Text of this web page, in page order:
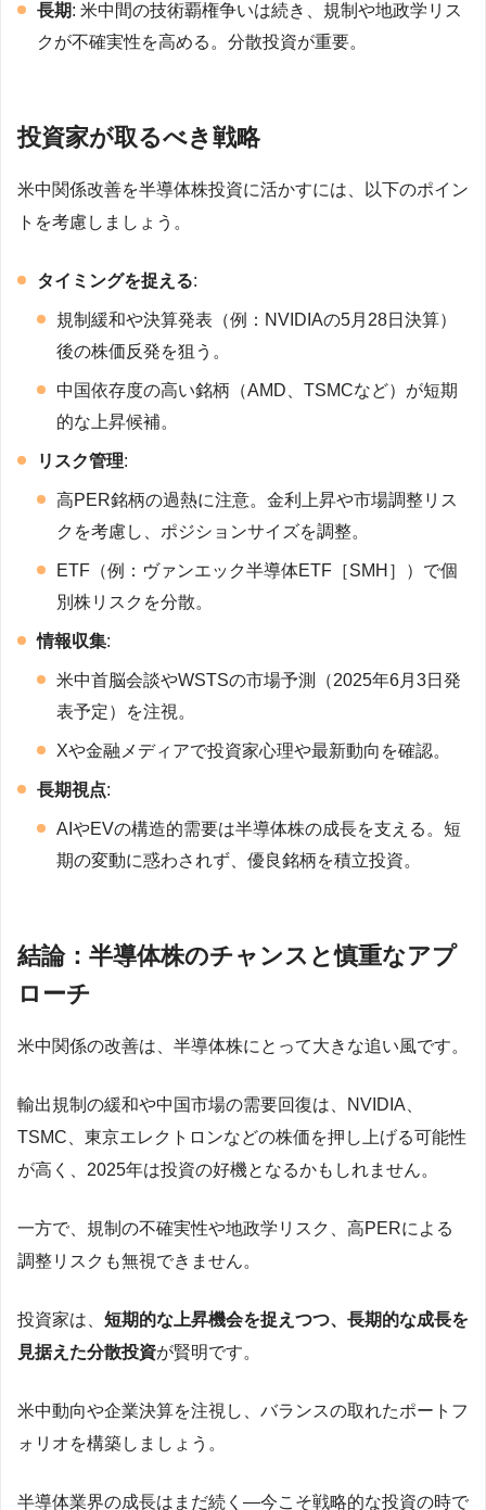
長期: 米中間の技術覇権争いは続き、規制や地政学リス
クが不確実性を高める。分散投資が重要。
投資家が取るべき戦略
米中関係改善を半導体株投資に活かすには、以下のポイン
トを考慮しましょう。
タイミングを捉える:
規制緩和や決算発表（例：NVIDIAの5月28日決算）
後の株価反発を狙う。
中国依存度の高い銘柄（AMD、TSMCなど）が短期
的な上昇候補。
リスク管理:
高PER銘柄の過熱に注意。金利上昇や市場調整リス
クを考慮し、ポジションサイズを調整。
ETF（例：ヴァンエック半導体ETF［SMH］）で個
別株リスクを分散。
情報収集:
米中首脳会談やWSTSの市場予測（2025年6月3日発
表予定）を注視。
Xや金融メディアで投資家心理や最新動向を確認。
長期視点:
AIやEVの構造的需要は半導体株の成長を支える。短
期の変動に惑わされず、優良銘柄を積立投資。
結論：半導体株のチャンスと慎重なアプ
ローチ
米中関係の改善は、半導体株にとって大きな追い風です。
輸出規制の緩和や中国市場の需要回復は、NVIDIA、
TSMC、東京エレクトロンなどの株価を押し上げる可能性
が高く、2025年は投資の好機となるかもしれません。
一方で、規制の不確実性や地政学リスク、高PERによる
調整リスクも無視できません。
投資家は、 短期的な上昇機会を捉えつつ、長期的な成長を
見据えた分散投資が賢明です。
米中動向や企業決算を注視し、バランスの取れたポートフ
ォリオを構築しましょう。
半導体業界の成長はまだ続く—今こそ戦略的な投資の時で